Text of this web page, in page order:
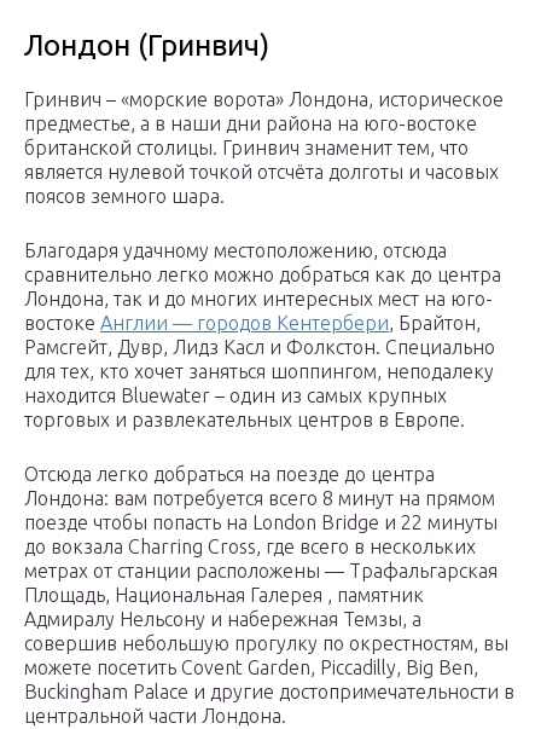
Лондон (Гринвич)
Гринвич – «морские ворота» Лондона, историческое
предместье, а в наши дни района на юго-востоке
британской столицы. Гринвич знаменит тем, что
является нулевой точкой отсчёта долготы и часовых
поясов земного шара.
Благодаря удачному местоположению, отсюда
сравнительно легко можно добраться как до центра
Лондона, так и до многих интересных мест на юго-
востоке Англии — городов Кентербери, Брайтон,
Рамсгейт, Дувр, Лидз Касл и Фолкстон. Специально
для тех, кто хочет заняться шоппингом, неподалеку
находится Bluewater – один из самых крупных
торговых и развлекательных центров в Европе.
Отсюда легко добраться на поезде до центра
Лондона: вам потребуется всего 8 минут на прямом
поезде чтобы попасть на London Bridge и 22 минуты
до вокзала Charring Cross, где всего в нескольких
метрах от станции расположены — Трафальгарская
Площадь, Национальная Галерея , памятник
Адмиралу Нельсону и набережная Темзы, а
совершив небольшую прогулку по окрестностям, вы
можете посетить Covent Garden, Piccadilly, Big Ben,
Buckingham Palace и другие достопримечательности в
центральной части Лондона.